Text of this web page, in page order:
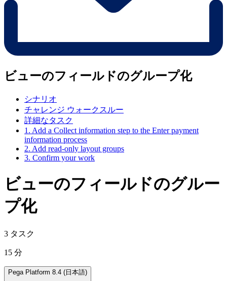
ビューのフィールドのグループ化
シナリオ
チャレンジ ウォークスルー
詳細なタスク
1. Add a Collect information step to the Enter payment
information process
2. Add read-only layout groups
3. Confirm your work
ビューのフィールドのグルー
プ化
3 タスク
15 分
Pega Platform 8.4 (日本語)